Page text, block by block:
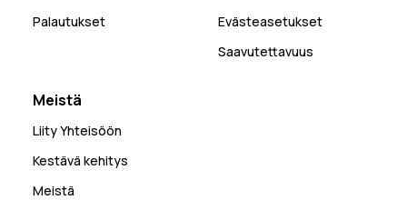
Palautukset
Evästeasetukset
Saavutettavuus
Meistä
Liity Yhteisöön
Kestävä kehitys
Meistä